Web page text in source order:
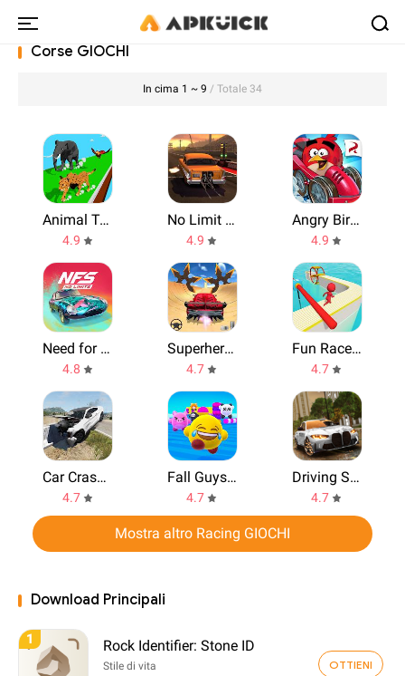
Corse GIOCHI
In cima 1 ~ 9 / Totale 34
Animal Transform Race
4.9
No Limit Drag Racing 2
4.9
Angry Birds Go!
4.9
Need for speed
4.8
Superhero Car Stunts
4.7
Fun Race 3D
4.7
Car Crash Compilation Game
4.7
Fall Guys Royale
4.7
Driving School Simulator : EVO
4.7
Mostra altro Racing GIOCHI
Download Principali
1 Rock Identifier: Stone ID
Stile di vita OTTIENI